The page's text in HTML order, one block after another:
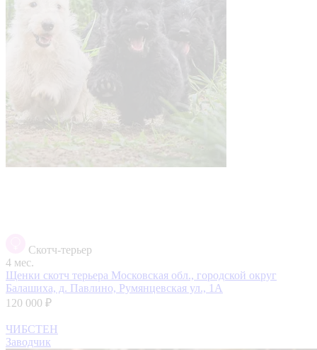
Скотч-терьер
4 мес.
Щенки скотч терьера Московская обл., городской округ
Балашиха, д. Павлино, Румянцевская ул., 1А
120 000 ₽
ЧИБСТЕН
Заводчик